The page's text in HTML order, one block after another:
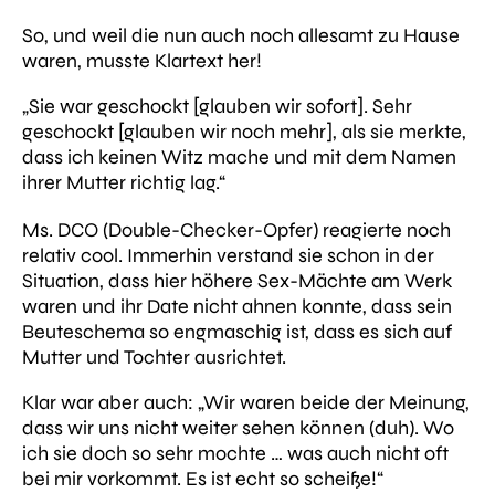
So, und weil die nun auch noch allesamt zu Hause
waren, musste Klartext her!
„Sie war geschockt [glauben wir sofort]. Sehr
geschockt [glauben wir noch mehr], als sie merkte,
dass ich keinen Witz mache und mit dem Namen
ihrer Mutter richtig lag.“
Ms. DCO (Double-Checker-Opfer) reagierte noch
relativ cool. Immerhin verstand sie schon in der
Situation, dass hier höhere Sex-Mächte am Werk
waren und ihr Date nicht ahnen konnte, dass sein
Beuteschema so engmaschig ist, dass es sich auf
Mutter und Tochter ausrichtet.
Klar war aber auch: „Wir waren beide der Meinung,
dass wir uns nicht weiter sehen können (duh). Wo
ich sie doch so sehr mochte … was auch nicht oft
bei mir vorkommt. Es ist echt so scheiße!“